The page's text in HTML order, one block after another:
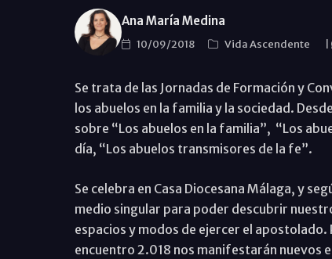
Ana María Medina
10/09/2018 Vida Ascendente
Se trata de las Jornadas de Formación y
los abuelos en la familia y la sociedad.
sobre “Los abuelos en la familia”, “Los
día, “Los abuelos transmisores de la fe”.
Se celebra en Casa Diocesana Málaga, y
medio singular para poder descubrir
espacios y modos de ejercer el
encuentro 2.018 nos manifestarán nuevos